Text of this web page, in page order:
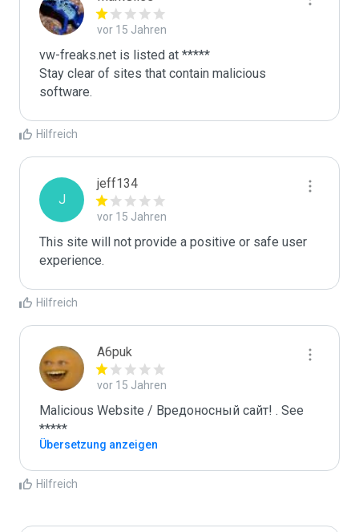
vor 15 Jahren
vw-freaks.net is listed at *****
Stay clear of sites that contain malicious
software.
Hilfreich
J
jeff134
vor 15 Jahren
This site will not provide a positive or safe user
experience.
Hilfreich
A6puk
vor 15 Jahren
Malicious Website / Вредоносный сайт! . See
*****
Übersetzung anzeigen
Hilfreich